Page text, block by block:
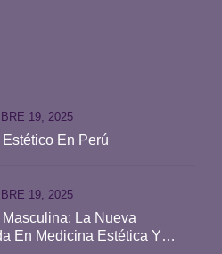
En Perú
19, 2025
Masculina: La Nueva
En Medicina Estética Y
19, 2025